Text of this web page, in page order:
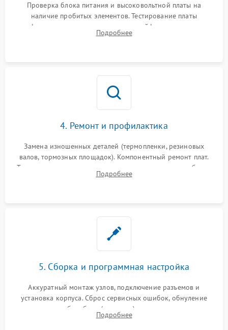
Проверка блока питания и высоковольтной платы на
наличие пробитых элементов. Тестирование платы
форматирования, целостности шлейфов, контактов
картриджа и оптопар (датчиков прохождения и наличия
Подробнее
4. Ремонт и профилактика
Замена изношенных деталей (термопленки, резиновых
валов, тормозных площадок). Компонентный ремонт плат.
Тщательная очистка тракта печати, контактов и линз блока
лазера (LSU) от просыпанного тонера и пыли.
Подробнее
5. Сборка и программная настройка
Аккуратный монтаж узлов, подключение разъемов и
установка корпуса. Сброс сервисных ошибок, обнуление
счетчиков абсорбера (памперса) или узла переноса,
обновление прошивки и программная калибровка аппарата.
Подробнее